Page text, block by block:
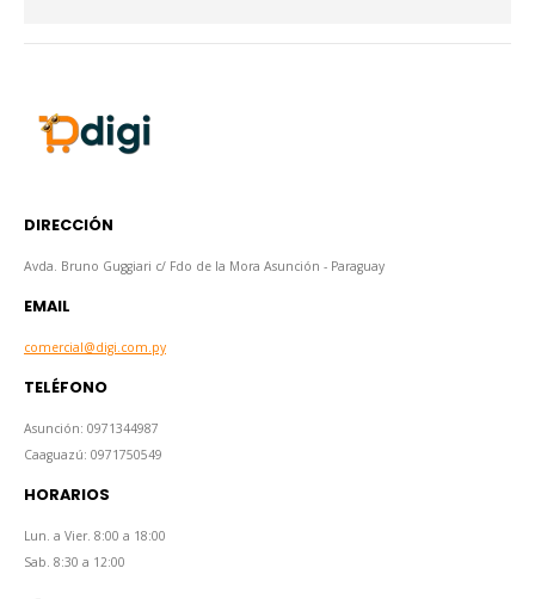
DIRECCIÓN
Avda. Bruno Guggiari c/ Fdo de la Mora Asunción - Paraguay
EMAIL
comercial@digi.com.py
TELÉFONO
Asunción: 0971344987
Caaguazú: 0971750549
HORARIOS
Lun. a Vier. 8:00 a 18:00
Sab. 8:30 a 12:00